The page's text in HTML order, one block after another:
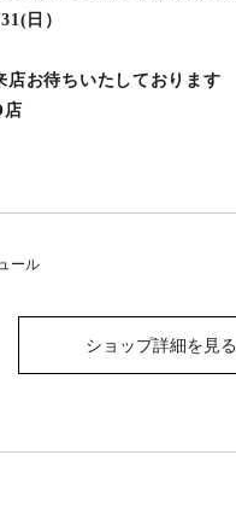
日）
店お待ちいたしております
店
ール
ショップ詳細を見る